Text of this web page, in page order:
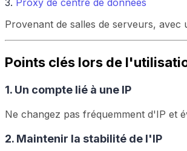
3. Proxy de centre de données
Provenant de salles de serveurs, avec
Points clés lors de
1. Un compte lié à une IP
Ne changez pas fréquemment d'IP et
2. Maintenir la stabilité de l'IP